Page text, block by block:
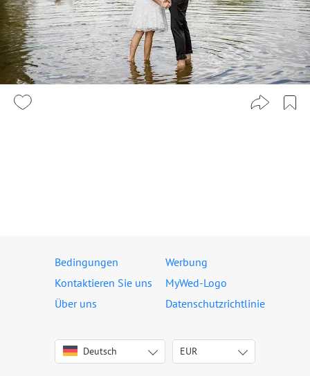
Bedingungen
Werbung
Kontaktieren Sie uns
MyWed-Logo
Über uns
Datenschutzrichtlinie
Deutsch
English
EUR
USD